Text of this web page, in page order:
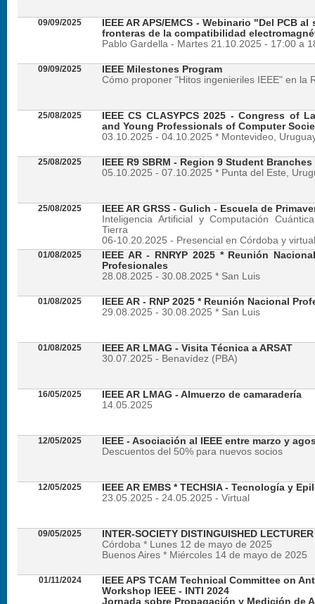
09/09/2025
IEEE AR APS/EMCS - Webinario "Del PCB
fronteras de la compatibilidad
Pablo Gardella - Martes 21.10.2025 - 17:00 a
09/09/2025
IEEE Milestones Program
Cómo proponer "Hitos ingenieriles IEEE" en la
25/08/2025
IEEE CS CLASYPCS 2025 - Congress of
and Young Professionals of Computer
03.10.2025 - 04.10.2025 * Montevideo,
25/08/2025
IEEE R9 SBRM - Region 9 Student
05.10.2025 - 07.10.2025 * Punta del Este,
25/08/2025
IEEE AR GRSS - Gulich - Escuela de
Inteligencia Artificial y Computación
Tierra
06-10.20.2025 - Presencial en Córdoba y virtual
01/08/2025
IEEE AR - RNRYP 2025 * Reunión
Profesionales
28.08.2025 - 30.08.2025 * San Luis
01/08/2025
IEEE AR - RNP 2025 * Reunión Nacional
29.08.2025 - 30.08.2025 * San Luis
01/08/2025
IEEE AR LMAG - Visita Técnica a ARSAT
30.07.2025 - Benavídez (PBA)
16/05/2025
IEEE AR LMAG - Almuerzo de camaradería
14.05.2025
12/05/2025
IEEE - Asociación al IEEE entre marzo y
Descuentos del 50% para nuevos socios
12/05/2025
IEEE AR EMBS * TECHSIA - Tecnología y
23.05.2025 - 24.05.2025 - Virtual
09/05/2025
INTER-SOCIETY DISTINGUISHED
Córdoba * Lunes 12 de mayo de 2025
Buenos Aires * Miércoles 14 de mayo de 2025
01/11/2024
IEEE APS TCAM Technical Committee on
Workshop IEEE - INTI 2024
Jornada sobre Propagación y Medición de